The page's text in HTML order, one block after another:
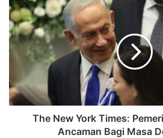
The New York Times:
Ancaman Bagi Masa